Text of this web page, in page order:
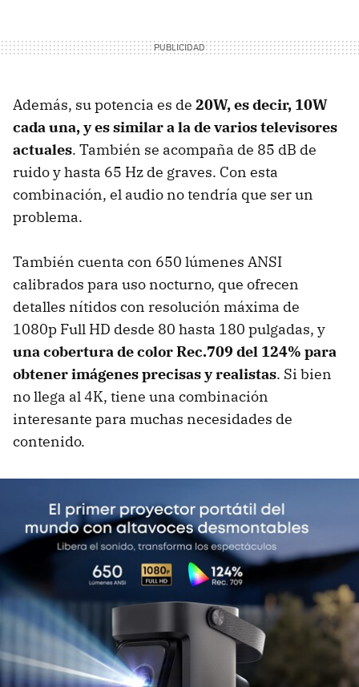
Además, su potencia es de 20W, es decir, 10W
cada una, y es similar a la de varios televisores
actuales. También se acompaña de 85 dB de
ruido y hasta 65 Hz de graves. Con esta
combinación, el audio no tendría que ser un
problema.
También cuenta con 650 lúmenes ANSI
calibrados para uso nocturno, que ofrecen
detalles nítidos con resolución máxima de
1080p Full HD desde 80 hasta 180 pulgadas, y
una cobertura de color Rec.709 del 124% para
obtener imágenes precisas y realistas. Si bien
no llega al 4K, tiene una combinación
interesante para muchas necesidades de
contenido.